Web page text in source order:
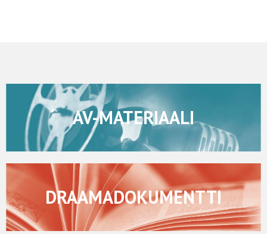
AV-MATERIAALI
DRAAMADOKUMENTTI